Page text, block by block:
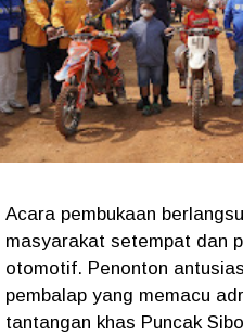
Acara pembukaan
masyarakat setempat dan
otomotif. Penonton
pembalap yang memacu
tantangan khas Puncak